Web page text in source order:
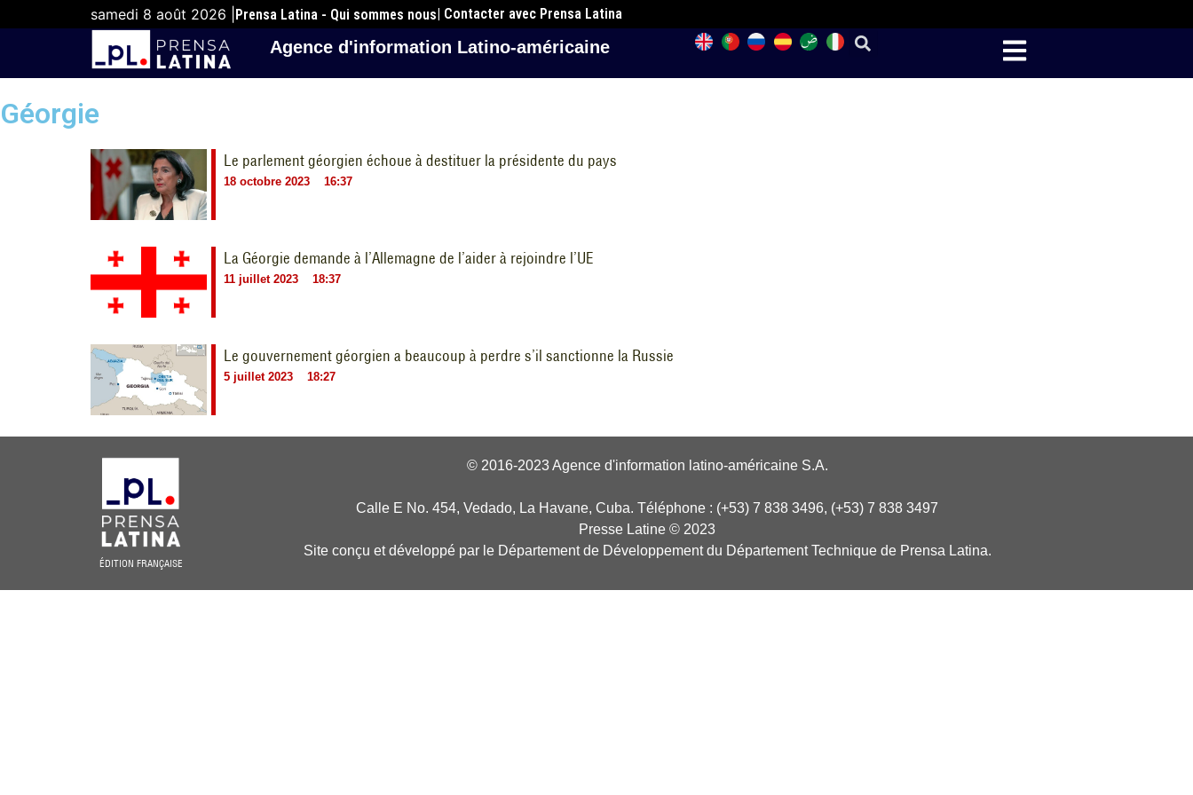
samedi 8 août 2026 | Prensa Latina - Qui sommes nous| Contacter avec Prensa Latina
Agence d'information Latino-américaine
Géorgie
Le parlement géorgien échoue à destituer la présidente du pays
18 octobre 2023 16:37
La Géorgie demande à l’Allemagne de l’aider à rejoindre l’UE
11 juillet 2023 18:37
Le gouvernement géorgien a beaucoup à perdre s’il sanctionne la Russie
5 juillet 2023 18:27
ÉDITION FRANÇAISE
© 2016-2023 Agence d'information latino-américaine S.A.
Calle E No. 454, Vedado, La Havane, Cuba. Téléphone : (+53) 7 838 3496, (+53) 7 838 3497
Presse Latine © 2023
Site conçu et développé par le Département de Développement du Département Technique de Prensa Latina.